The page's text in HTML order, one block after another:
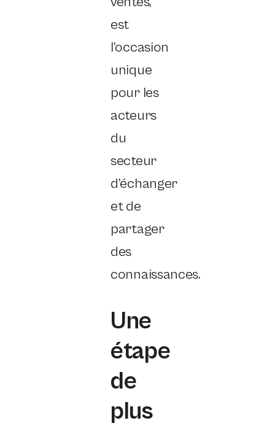
est
l’occasion
unique
pour les
acteurs
du
secteur
d’échanger
et de
partager
des
connaissances.
Une
étape
de
plus